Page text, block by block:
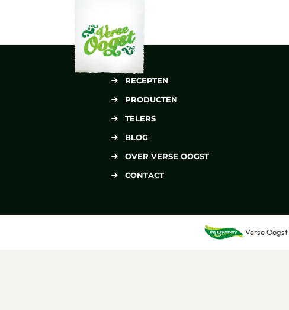
RECEPTEN
PRODUCTEN
TELERS
BLOG
OVER VERSE OOGST
CONTACT
Verse Oogst